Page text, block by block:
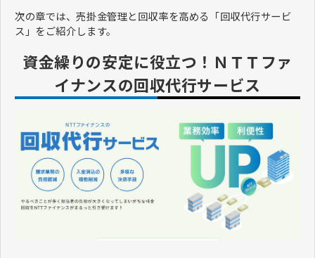
次の章では、売掛金管理と回収率を高める「回収代行サービ
ス」をご紹介します。
資金繰りの安定に役立つ！ＮＴＴファ
イナンスの回収代行サービス